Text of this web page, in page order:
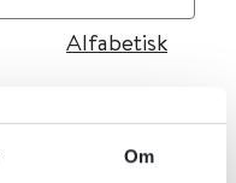
Om
Alfabetisk